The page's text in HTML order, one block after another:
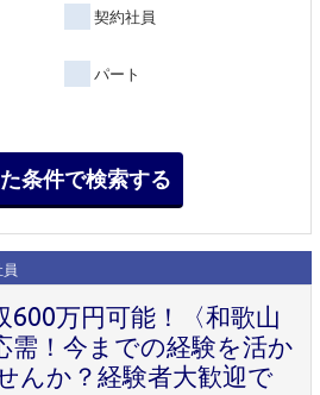
契約社員
パート
員
600万円可能！〈和歌山
需！今までの経験を活か
んか？経験者大歓迎で